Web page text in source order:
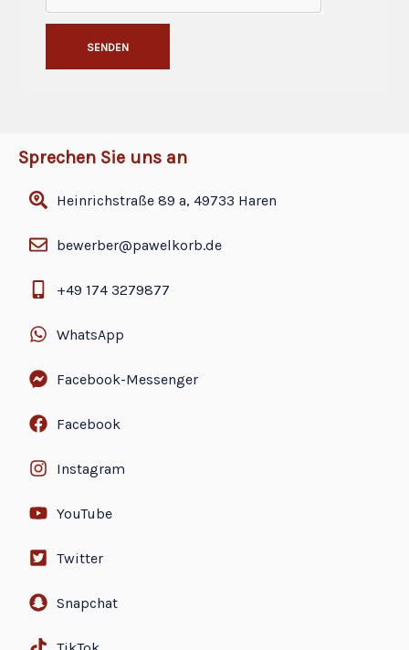
SENDEN
Sprechen Sie uns an
Heinrichstraße 89 a, 49733 Haren
bewerber@pawelkorb.de
+49 174 3279877
WhatsApp
Facebook-Messenger
Facebook
Instagram
YouTube
Twitter
Snapchat